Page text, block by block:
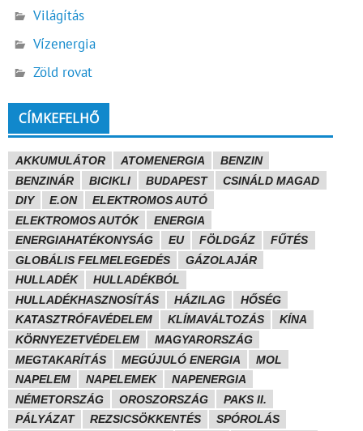
Világítás
Vízenergia
Zöld rovat
CÍMKEFELHŐ
AKKUMULÁTOR ATOMENERGIA
BENZIN
BENZINÁR
BICIKLI BUDAPEST
CSINÁLD MAGAD
DIY
E.ON
ELEKTROMOS AUTÓ
ELEKTROMOS AUTÓK
ENERGIA
ENERGIAHATÉKONYSÁG
EU FÖLDGÁZ
FŰTÉS
GLOBÁLIS FELMELEGEDÉS
GÁZOLAJÁR
HULLADÉK
HULLADÉKBÓL
HULLADÉKHASZNOSÍTÁS
HÁZILAG
HŐSÉG
KATASZTRÓFAVÉDELEM
KLÍMAVÁLTOZÁS
KÍNA
KÖRNYEZETVÉDELEM
MAGYARORSZÁG
MEGTAKARÍTÁS
MEGÚJULÓ ENERGIA
MOL
NAPELEM
NAPELEMEK
NAPENERGIA
NÉMETORSZÁG
OROSZORSZÁG
PAKS II.
PÁLYÁZAT
REZSICSÖKKENTÉS
SPÓROLÁS